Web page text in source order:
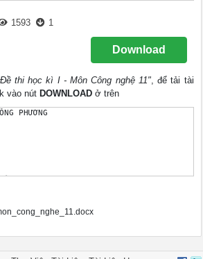
1593 1
Download
thi học kì I - Môn Công nghệ 11", để tải tài
vào nút DOWNLOAD ở trên
PHƯƠNG
đúng